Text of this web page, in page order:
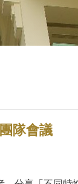
隊會議